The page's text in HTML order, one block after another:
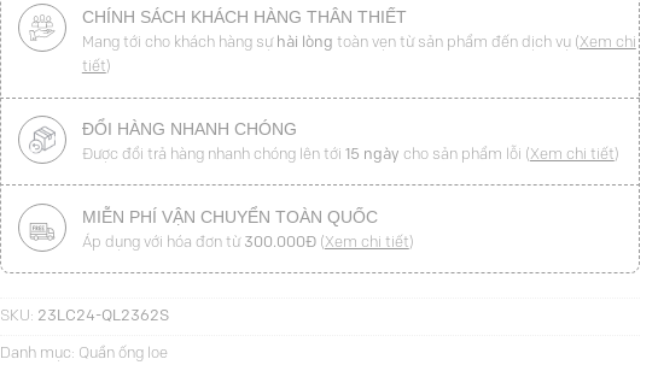
CHÍNH SÁCH KHÁCH HÀNG THÂN THIẾT
Mang tới cho khách hàng sự hài lòng toàn vẹn từ sản phẩm đến dịch vụ (Xem chi
tiết)
ĐỔI HÀNG NHANH CHÓNG
Được đổi trả hàng nhanh chóng lên tới 15 ngày cho sản phẩm lỗi (Xem chi tiết)
MIỄN PHÍ VẬN CHUYỂN TOÀN QUỐC
Áp dụng với hóa đơn từ 300.000Đ(Xem chi tiết)
SKU: 23LC24-QL2362S
Danh mục: Quần ống loe